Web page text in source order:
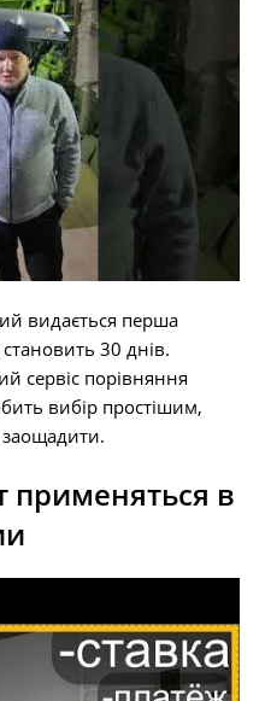
видається перша
30 днів.
сервіс порівняння
вибір простішим,
применяться в